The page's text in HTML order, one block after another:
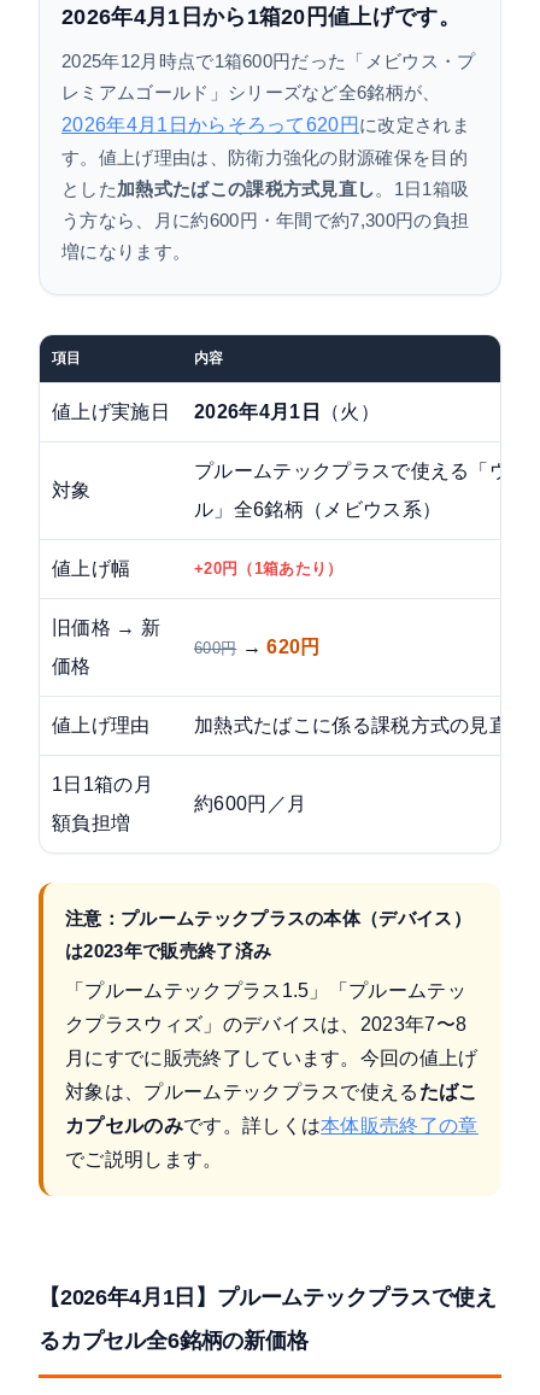
プルームテックプラス値上げ前にやるべきこと
本体が壊れたら？後継機「ウィズ2」への移行
プルームテックプラス値上げに関するよくある質
問
プルームテックプラス値上げのまとめ
2026年4月1日から1箱20円値上げです。
2025年12月時点で1箱600円だった「メビウス・プ
レミアムゴールド」シリーズなど全6銘柄が、
2026年4月1日からそろって620円 に改定されま
す。値上げ理由は、防衛力強化の財源確保を目的
とした加熱式たばこの課税方式見直し。1日1箱吸
う方なら、月に約600円・年間で約7,300円の負担
増になります。
項目 内容
値上げ実施日 2026年4月1日 （火）
対象
プルームテックプラスで使える「ウィ
ル」全6銘柄（メビウス系）
値上げ幅 +20円（1箱あたり）
旧価格 → 新
価格
600円→620円
値上げ理由 加熱式たばこに係る課税方式の見直し
1日1箱の月
額負担増
約600円／月
注意：プルームテックプラスの本体（デバイス）
は2023年で販売終了済み
「プルームテックプラス1.5」「プルームテッ
クプラスウィズ」のデバイスは、2023年7〜8
月にすでに販売終了しています。今回の値上げ
対象は、プルームテックプラスで使える たばこ
カプセルのみです。詳しくは本体販売終了の章
でご説明します。
【2026年4月1日】プルームテックプラスで使え
るカプセル全6銘柄の新価格